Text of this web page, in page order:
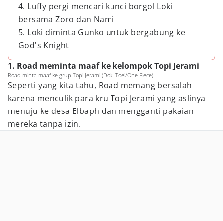
4. Luffy pergi mencari kunci borgol Loki
bersama Zoro dan Nami
5. Loki diminta Gunko untuk bergabung ke
God's Knight
1. Road meminta maaf ke kelompok Topi Jerami
Road minta maaf ke grup Topi Jerami (Dok. Toei/One Piece)
Seperti yang kita tahu, Road memang bersalah
karena menculik para kru Topi Jerami yang aslinya
menuju ke desa Elbaph dan mengganti pakaian
mereka tanpa izin.